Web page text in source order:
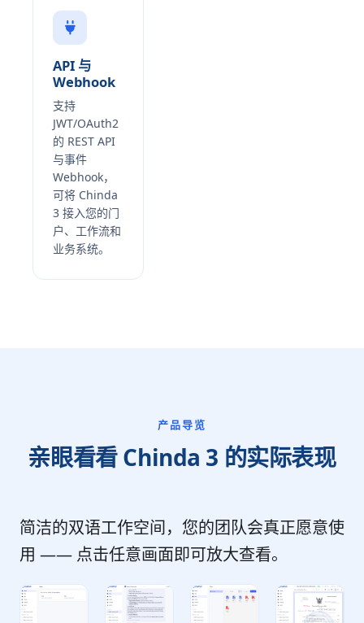
API 与
Webhook
支持
JWT/OAuth2
的 REST API
与事件
Webhook，
可将 Chinda
3 接入您的门
户、工作流和
业务系统。
产品导览
亲眼看看 Chinda 3 的实际表现
简洁的双语工作空间，您的团队会真正愿意使
用 —— 点击任意画面即可放大查看。